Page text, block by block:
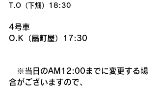
T.O（下畑）18:30
4号車
O.K（扇町屋）17:30
※当日のAM12:00までに変更する場
合がございますので、